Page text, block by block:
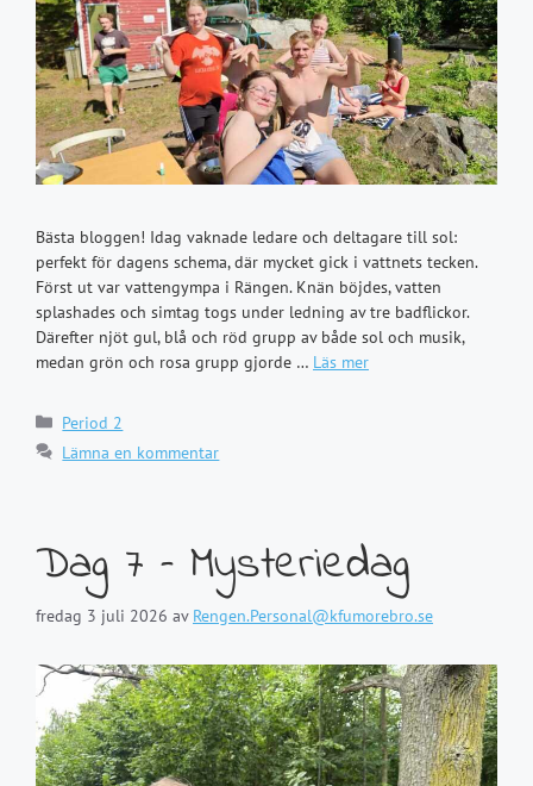
Bästa bloggen! Idag vaknade ledare och deltagare till sol:
perfekt för dagens schema, där mycket gick i vattnets tecken.
Först ut var vattengympa i Rängen. Knän böjdes, vatten
splashades och simtag togs under ledning av tre badflickor.
Därefter njöt gul, blå och röd grupp av både sol och musik,
medan grön och rosa grupp gjorde … Läs mer
Kategorier
Period 2
Lämna en kommentar
Dag 7 – Mysteriedag
fredag 3 juli 2026 av Rengen.Personal@kfumorebro.se